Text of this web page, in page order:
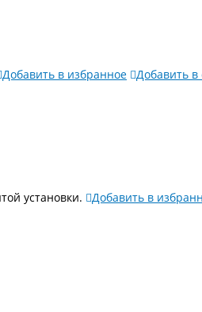
Добавить в избранное
Добавить
установки. Добавить в